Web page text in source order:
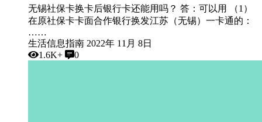
无锡社保卡换卡后银行卡还能用吗？ 答：可以用 （1）
在原社保卡卡面合作银行换发江苏（无锡）一卡通的：
……
生活信息指南 2022年 11月 8日
1.6K+
0